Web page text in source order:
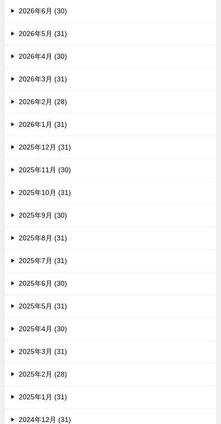
2026年6月 (30)
2026年5月 (31)
2026年4月 (30)
2026年3月 (31)
2026年2月 (28)
2026年1月 (31)
2025年12月 (31)
2025年11月 (30)
2025年10月 (31)
2025年9月 (30)
2025年8月 (31)
2025年7月 (31)
2025年6月 (30)
2025年5月 (31)
2025年4月 (30)
2025年3月 (31)
2025年2月 (28)
2025年1月 (31)
2024年12月 (31)